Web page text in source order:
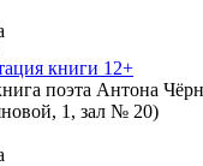
книги 12+
поэта Антона
1, зал № 20)